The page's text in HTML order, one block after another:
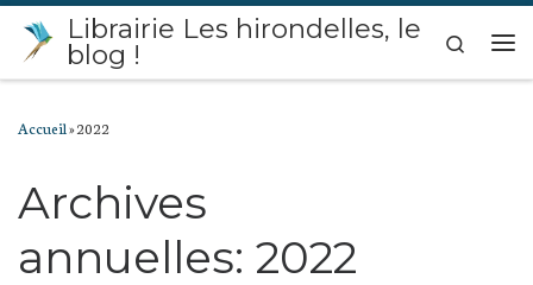
Passer au contenu
Librairie Les hirondelles, le
blog !
Search
Accueil»2022
Archives
annuelles: 2022